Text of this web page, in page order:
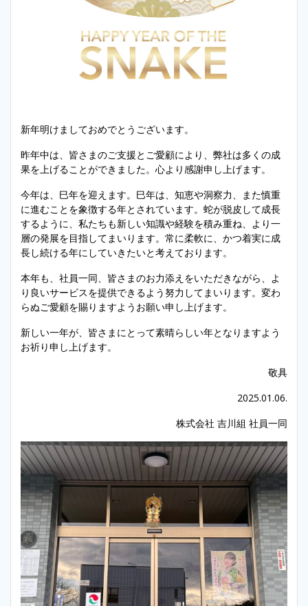
新年明けましておめでとうございます。
昨年中は、皆さまのご支援とご愛顧により、弊社は多くの成
果を上げることができました。心より感謝申し上げます。
今年は、巳年を迎えます。巳年は、知恵や洞察力、また慎重
に進むことを象徴する年とされています。蛇が脱皮して成長
するように、私たちも新しい知識や経験を積み重ね、より一
層の発展を目指してまいります。常に柔軟に、かつ着実に成
長し続ける年にしていきたいと考えております。
本年も、社員一同、皆さまのお力添えをいただきながら、よ
り良いサービスを提供できるよう努力してまいります。変わ
らぬご愛顧を賜りますようお願い申し上げます。
新しい一年が、皆さまにとって素晴らしい年となりますよう
お祈り申し上げます。
敬具
2025.01.06.
株式会社 吉川組 社員一同